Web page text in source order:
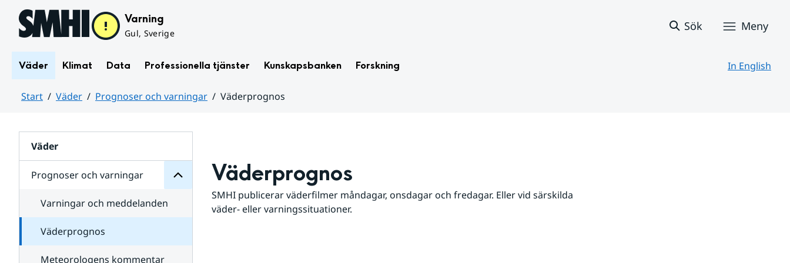
Hoppa till sidans innehåll Varning
Gul, Sverige
Sök Meny
Väder Klimat Data Professionella tjänster Kunskapsbanken Forskning In English
Start Väder Prognoser och varningar
Väderprognos
Väder
Prognoser och varningar
för
varningar
Varningar och meddelanden
Väderprognos
Meteorologens kommentar
Väderprognos
SMHI publicerar väderfilmer måndagar, onsdagar och fredagar. Eller vid särskilda
väder- eller varningssituationer.